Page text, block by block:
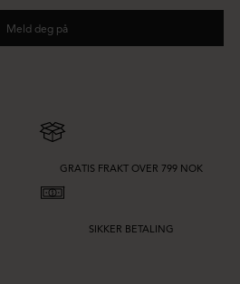
Meld deg på
GRATIS FRAKT OVER 799 NOK
SIKKER BETALING